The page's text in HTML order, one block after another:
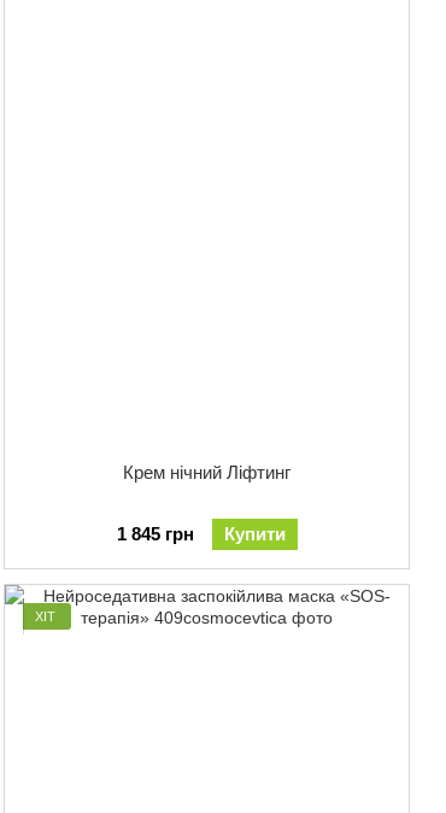
Крем нічний Ліфтинг
1 845 грн Купити
ХІТ